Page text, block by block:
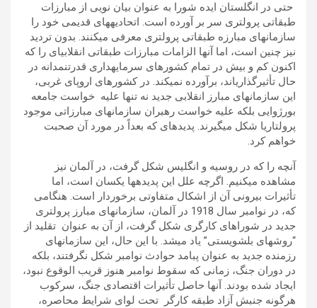
حتی در انگلستان ایده شورا به عنوان بیان نویی از مبارزات
طبقاتی پرولتری سر بر آورده است. اتحادیه­های قدیمی خود را
سازمان­های مبارزه طبقاتی پرولتری معرفی می­کنند. بدون تردید
نیز چنین است، اما آنها الزامات مبارزات طبقاتی انقلابی­ای را که
اکنون کم و بیش در تمام کشورهای سرمایه­داری قدرتنمدانه در
حال تأثیر­گذاری­اند، برآورده نمی­کند. در کشورهای اروپای غربی،
این سازمان­های مبارز انقلابی جدید نه تنها علیه خواست جامعه
بورژوایی بلکه علیه خواست رهبران سازمان­های مبارزاتی موجود
پرولتاریا شکل می­گیرند. پدیده­ای که بعداً در مورد آن صحبت
خواهم کرد.
آنچه را که در روسیه و انگلیس شکل گرفت، در آلمان نیز
مشاهده می­کنیم. اگرچه علل این پدیده­ها یکسان است، اما
تأثیرات بیرونی آن از اشکال متفاوتی برخوردار است. هنگامی
که، در نوامبر سال 1918 در آلمان، سازمان­های مبارز پرولتری
جدید در شوراهای کارگری شکل گرفت، از آن به عنوان تقلید از
“روشهای بلشویستی” یاد می­شد. با این حال، این سازمان­های
رزمنده جدید به عنوان پبامد حوادث نوامبر شکل نگرفتند، بلکه
در دوران جنگ، زمانی که سقوط نوامبر هنوز قریب الوقوع نبود،
ایجاد شده بودند. آنها حاصل تأثیرات اقتصادی جنگ، سرکوب
هرگونه جنبش آزاد طبقه کارگر تحت لوای شرایط محاصره،